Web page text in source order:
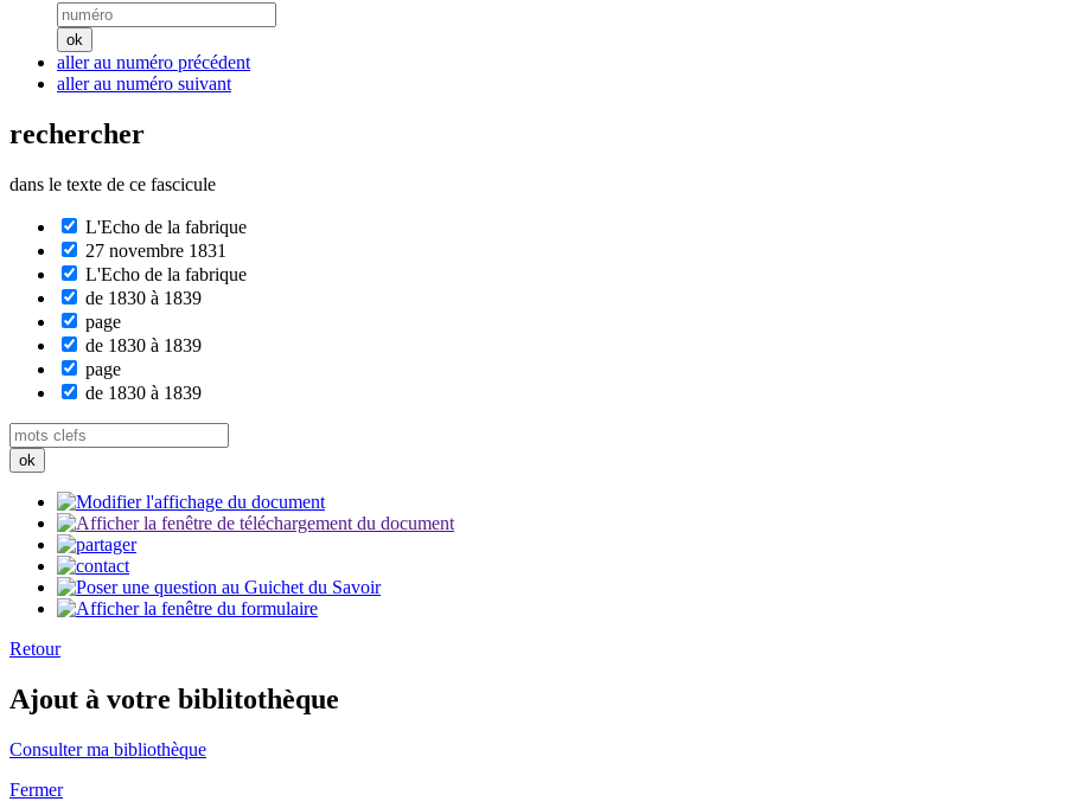
aller au numéro précédent
aller au numéro suivant
rechercher
dans le texte de ce fascicule
L'Echo de la fabrique
27 novembre 1831
L'Echo de la fabrique
de 1830 à 1839
page
de 1830 à 1839
page
de 1830 à 1839
Retour
Ajout à votre biblitothèque
Consulter ma bibliothèque
Fermer